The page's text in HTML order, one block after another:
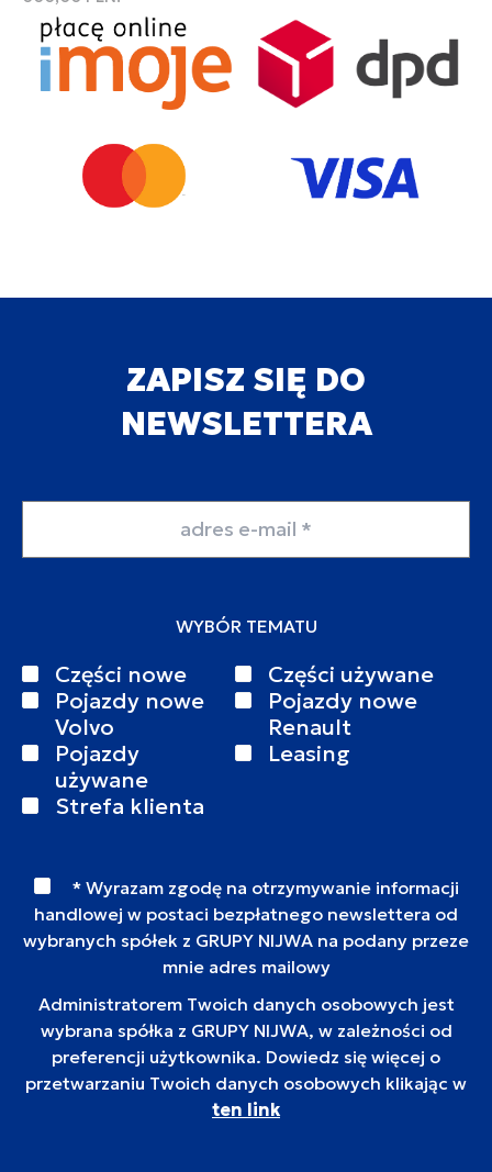
ZAPISZ SIĘ DO
NEWSLETTERA
WYBÓR TEMATU
Części nowe
Części używane
Pojazdy nowe
Volvo
Pojazdy nowe
Renault
Pojazdy
używane
Leasing
Strefa klienta
* Wyrazam zgodę na otrzymywanie informacji
handlowej w postaci bezpłatnego newslettera od
wybranych spółek z GRUPY NIJWA na podany przeze
mnie adres mailowy
Administratorem Twoich danych osobowych jest
wybrana spółka z GRUPY NIJWA, w zależności od
preferencji użytkownika. Dowiedz się więcej o
przetwarzaniu Twoich danych osobowych klikając w
ten link